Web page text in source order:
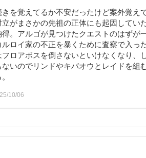
を覚えてるか不安だったけど案外覚え
がまさかの先祖の正体にも起因してい
。アルゴが見つけたクエストのはずが
ロイ家の不正を暴くために査察で入っ
ロアボスを倒さないといけなくなり、
いのでリンドやキバオウとレイドを組
10/06